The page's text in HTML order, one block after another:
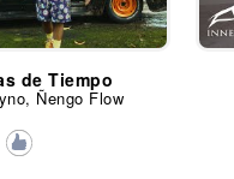
de Tiempo
Ñengo Flow